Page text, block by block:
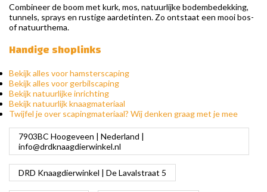
Combineer de boom met kurk, mos, natuurlijke bodembedekking,
tunnels, sprays en rustige aardetinten. Zo ontstaat een mooi bos-
of natuurthema.
Handige shoplinks
Bekijk alles voor hamsterscaping
Bekijk alles voor gerbilscaping
Bekijk natuurlijke inrichting
Bekijk natuurlijk knaagmateriaal
Twijfel je over scapingmateriaal? Wij denken graag met je mee
7903BC Hoogeveen | Nederland |
info@drdknaagdierwinkel.nl
DRD Knaagdierwinkel | De Lavalstraat 5